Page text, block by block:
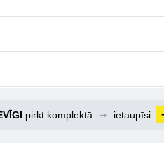
pirkt komplektā ➞ ietaupīsi